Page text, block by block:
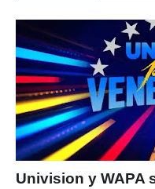
Univision y WAPA